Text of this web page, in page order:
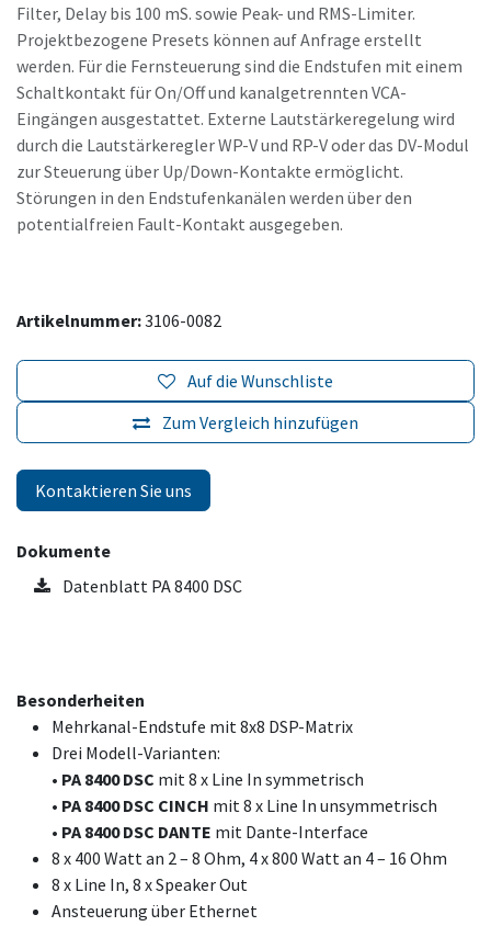
Filter, Delay bis 100 mS. sowie Peak- und RMS-Limiter.
Projektbezogene Presets können auf Anfrage erstellt
werden. Für die Fernsteuerung sind die Endstufen mit einem
Schaltkontakt für On/Off und kanalgetrennten VCA-
Eingängen ausgestattet. Externe Lautstärkeregelung wird
durch die Lautstärkeregler WP-V und RP-V oder das DV-Modul
zur Steuerung über Up/Down-Kontakte ermöglicht.
Störungen in den Endstufenkanälen werden über den
potentialfreien Fault-Kontakt ausgegeben.
Artikelnummer:3106-0082
Zum Vergleich hinzufügen
Auf die Wunschliste
Kontaktieren Sie uns
Dokumente
Datenblatt PA 8400 DSC
Besonderheiten
Mehrkanal-Endstufe mit 8x8 DSP-Matrix
Drei Modell-Varianten:
• PA 8400 DSC mit 8 x Line In symmetrisch
• PA 8400 DSC CINCH mit 8 x Line In unsymmetrisch
• PA 8400 DSC DANTE mit Dante-Interface
8 x 400 Watt an 2 – 8 Ohm, 4 x 800 Watt an 4 – 16 Ohm
8 x Line In, 8 x Speaker Out
Ansteuerung über Ethernet